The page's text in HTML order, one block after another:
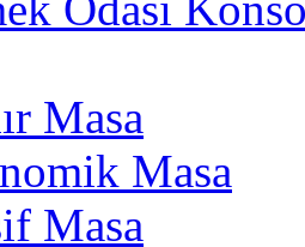
Masa
Masa
Masa